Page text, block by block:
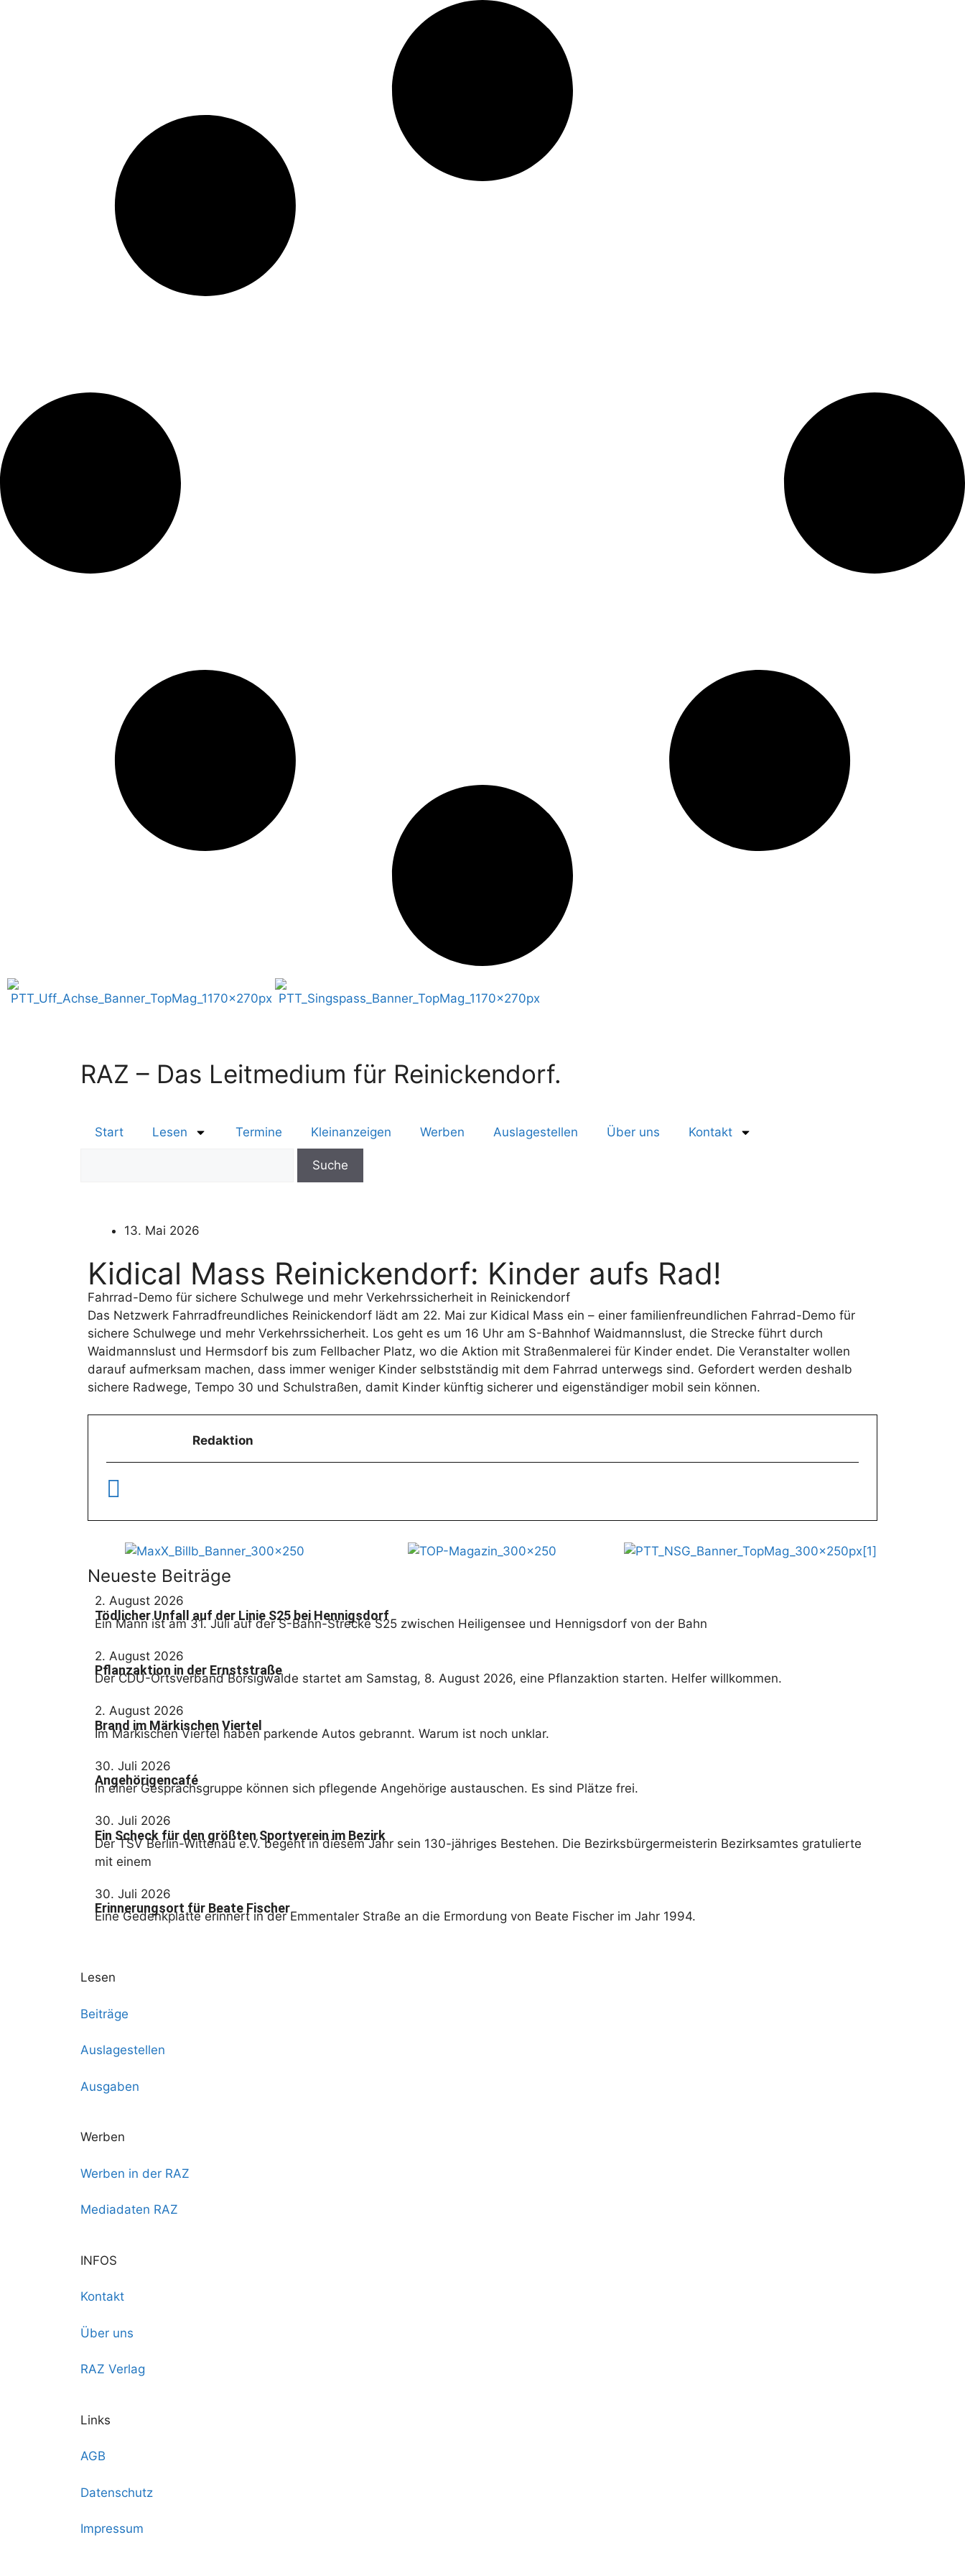
RAZ – Das Leitmedium für Reinickendorf.
Start Lesen Termine Kleinanzeigen Werben Auslagestellen Über uns Kontakt
13. Mai 2026
Kidical Mass Reinickendorf: Kinder aufs Rad!
Fahrrad-Demo für sichere Schulwege und mehr Verkehrssicherheit in Reinickendorf
Das Netzwerk Fahrradfreundliches Reinickendorf lädt am 22. Mai zur Kidical Mass ein – einer familienfreundlichen Fahrrad-Demo für
sichere Schulwege und mehr Verkehrssicherheit. Los geht es um 16 Uhr am S-Bahnhof Waidmannslust, die Strecke führt durch
Waidmannslust und Hermsdorf bis zum Fellbacher Platz, wo die Aktion mit Straßenmalerei für Kinder endet. Die Veranstalter wollen
darauf aufmerksam machen, dass immer weniger Kinder selbstständig mit dem Fahrrad unterwegs sind. Gefordert werden deshalb
sichere Radwege, Tempo 30 und Schulstraßen, damit Kinder künftig sicherer und eigenständiger mobil sein können.
Redaktion
Neueste Beiträge
2. August 2026
Tödlicher Unfall auf der Linie S25 bei Hennigsdorf
Ein Mann ist am 31. Juli auf der S-Bahn-Strecke S25 zwischen Heiligensee und Hennigsdorf von der Bahn
2. August 2026
Pflanzaktion in der Ernststraße
Der CDU-Ortsverband Borsigwalde startet am Samstag, 8. August 2026, eine Pflanzaktion starten. Helfer willkommen.
2. August 2026
Brand im Märkischen Viertel
Im Märkischen Viertel haben parkende Autos gebrannt. Warum ist noch unklar.
30. Juli 2026
Angehörigencafé
In einer Gesprächsgruppe können sich pflegende Angehörige austauschen. Es sind Plätze frei.
30. Juli 2026
Ein Scheck für den größten Sportverein im Bezirk
Der TSV Berlin-Wittenau e.V. begeht in diesem Jahr sein 130-jähriges Bestehen. Die Bezirksbürgermeisterin Bezirksamtes gratulierte
mit einem
30. Juli 2026
Erinnerungsort für Beate Fischer
Eine Gedenkplatte erinnert in der Emmentaler Straße an die Ermordung von Beate Fischer im Jahr 1994.
Lesen
Beiträge
Auslagestellen
Ausgaben
Werben
Werben in der RAZ
Mediadaten RAZ
INFOS
Kontakt
Über uns
RAZ Verlag
Links
AGB
Datenschutz
Impressum